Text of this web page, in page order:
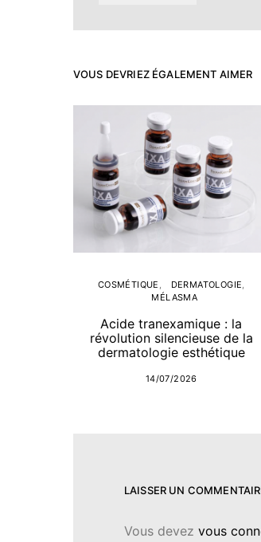
VOUS DEVRIEZ ÉGALEMENT AIMER
COSMÉTIQUE
DERMATOLOGIE
MÉLASMA
Acide tranexamique : la
révolution silencieuse de la
dermatologie esthétique
14/07/2026
LAISSER UN
Vous devez vous